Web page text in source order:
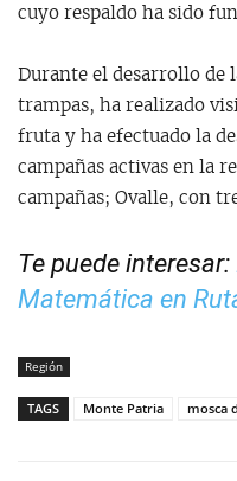
cuyo respaldo ha sido
Durante el desarrollo de
trampas, ha realizado
fruta y ha efectuado la
campañas activas en la
campañas; Ovalle, con
Te puede interesar:
Matemática en
Región
TAGS Monte Patria mosca